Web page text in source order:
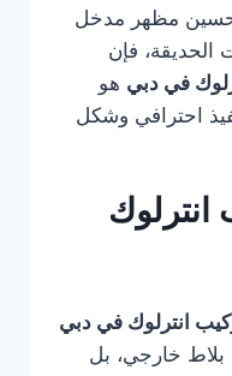
مظهر مدخل
الحديقة، فإن
في دبي هو
احترافي وشكل
انترلوك في دبي
خارجي، بل